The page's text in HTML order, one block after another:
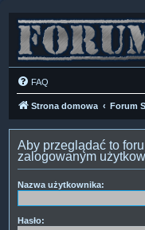
FAQ
Strona domowa Forum
Aby przeglądać to
zalogowanym
Nazwa użytkownika:
Hasło: